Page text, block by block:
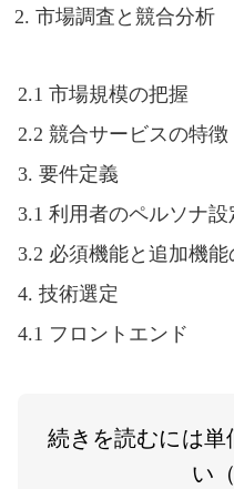
市場調査と競合分析
2.1 市場規模の把握
2.2 競合サービスの特徴
3. 要件定義
3.1 利用者のペルソナ設
3.2 必須機能と追加機能
4. 技術選定
4.1 フロントエンド
続きを読むには単
い